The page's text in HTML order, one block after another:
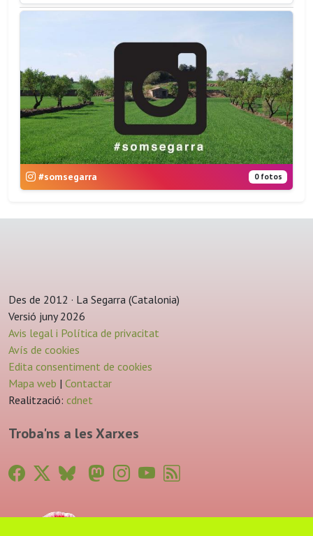
#somsegarra 0 fotos
Des de 2012 · La Segarra (Catalonia)
Versió juny 2026
Avis legal i Política de privacitat
Avís de cookies
Edita consentiment de cookies
Mapa web | Contactar
Realització: cdnet
Troba'ns a les Xarxes